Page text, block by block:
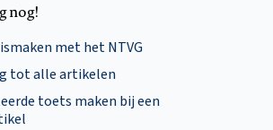
nog!
met het NTVG
tot alle artikelen
toets maken bij een